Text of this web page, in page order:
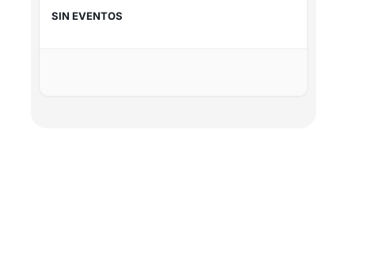
SIN EVENTOS